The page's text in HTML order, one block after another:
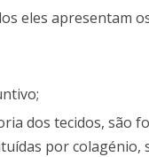
eles apresentam
dos tecidos, são
por colagénio,